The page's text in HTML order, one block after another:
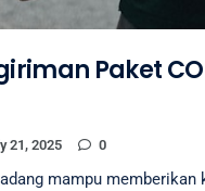
Paket
21, 2025 0
mampu memberikan